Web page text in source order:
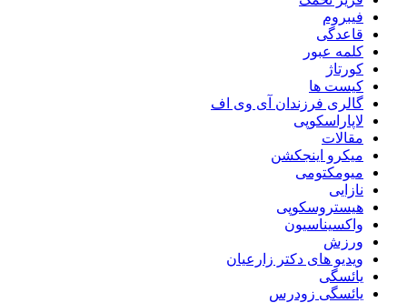
فیبروم
قاعدگی
کلمه عبور
کورتاژ
کیست ها
گالری فرزندان آی وی اف
لاپاراسکوپی
مقالات
میکرو اینجکشن
میومکتومی
نازایی
هیستروسکوپی
واکسیناسیون
ورزش
ویدیو های دکتر زارعیان
یائسگی
یائسگی زودرس